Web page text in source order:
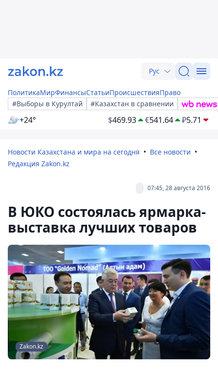
Рус
ПолитикаМирФинансыСтатьиПроисшествияПраво
#Выборы в Курултай
#Казахстан в сравнении
+24° $469.93 €541.64 ₽5.71
Новости Казахстана и мира на сегодня
Все новости
Редакция Zakon.kz
07:45, 28 августа 2016
В ЮКО состоялась ярмарка-
выставка лучших товаров
Zakon.kz